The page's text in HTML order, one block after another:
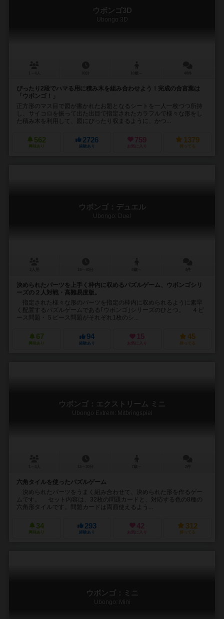
ウボンゴ3D
Ubongo 3D
ぴったり2段でハマる用に積み木を組み合わせよう！完成の合言葉は
「ウボンゴ！」
正方形のマス目で図が書かれたお題となるシートを一人一枚づつ所持
し、サイコロを振って出た出目で指定されたカラフルで様々な形をし
た積み木を利用して、図にぴったり収まるように、かつ...
562
興味あり
2726
経験あり
759
お気に入り
1379
持ってる
ウボンゴ：デュエル
Ubongo: Duel
決められたパーツを上手く枠内に収めるパズルゲーム、ウボンゴシリ
ーズの２人対戦・高難易度版。
指定された様々な形のパーツを指定の枠内に収められるように素早
く配置するパズルゲームである｢ウボンゴ｣シリーズのひとつ。 ４ピ
ース問題・５ピース問題がそれぞれ1枚のシ...
67
興味あり
94
経験あり
15
お気に入り
45
持ってる
ウボンゴ：エクストリーム ミニ
Ubongo Extrem: Mitbringspiel
六角タイルを使ったパズルゲーム
決められたパーツをうまく組み合わせて、決められた形を作るゲー
ムです。 セット内容は、32枚の問題カードと、対応する色の8種の
六角形タイルです。問題カードは両面使えるよう...
34
興味あり
293
経験あり
42
お気に入り
312
持ってる
ウボンゴ：ミニ
Ubongo: Mini